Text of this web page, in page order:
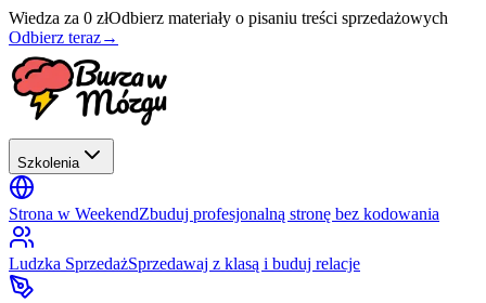
Wiedza za 0 złOdbierz materiały o pisaniu treści sprzedażowych
Odbierz teraz→
Szkolenia
Strona w WeekendZbuduj profesjonalną stronę bez kodowania
Ludzka SprzedażSprzedawaj z klasą i buduj relacje